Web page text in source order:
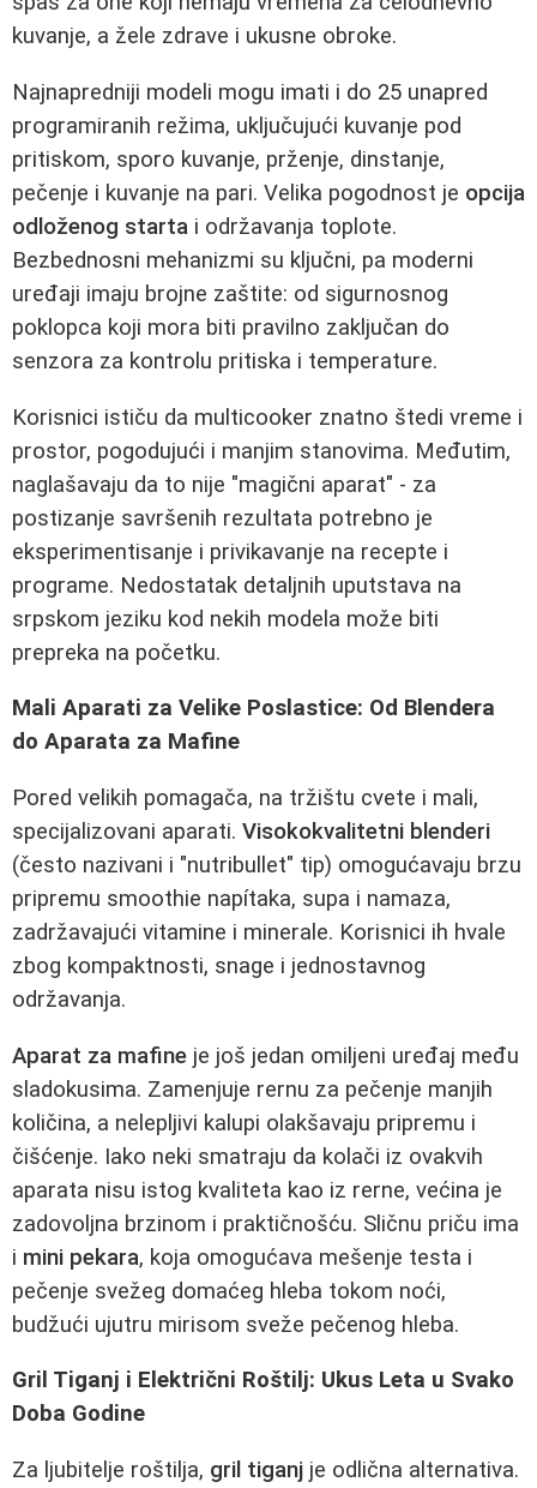
kuvanje, a žele zdrave i ukusne obroke.
Najnapredniji modeli mogu imati i do 25 unapred
programiranih režima, uključujući kuvanje pod
pritiskom, sporo kuvanje, prženje, dinstanje,
pečenje i kuvanje na pari. Velika pogodnost je opcija
odloženog starta i održavanja toplote.
Bezbednosni mehanizmi su ključni, pa moderni
uređaji imaju brojne zaštite: od sigurnosnog
poklopca koji mora biti pravilno zaključan do
senzora za kontrolu pritiska i temperature.
Korisnici ističu da multicooker znatno štedi vreme i
prostor, pogodujući i manjim stanovima. Međutim,
naglašavaju da to nije "magični aparat" - za
postizanje savršenih rezultata potrebno je
eksperimentisanje i privikavanje na recepte i
programe. Nedostatak detaljnih uputstava na
srpskom jeziku kod nekih modela može biti
prepreka na početku.
Mali Aparati za Velike Poslastice: Od Blendera
do Aparata za Mafine
Pored velikih pomagača, na tržištu cvete i mali,
specijalizovani aparati. Visokokvalitetni blenderi
(često nazivani i "nutribullet" tip) omogućavaju brzu
pripremu smoothie napítaka, supa i namaza,
zadržavajući vitamine i minerale. Korisnici ih hvale
zbog kompaktnosti, snage i jednostavnog
održavanja.
Aparat za mafine je još jedan omiljeni uređaj među
sladokusima. Zamenjuje rernu za pečenje manjih
količina, a nelepljivi kalupi olakšavaju pripremu i
čišćenje. Iako neki smatraju da kolači iz ovakvih
aparata nisu istog kvaliteta kao iz rerne, većina je
zadovoljna brzinom i praktičnošću. Sličnu priču ima
i mini pekara, koja omogućava mešenje testa i
pečenje svežeg domaćeg hleba tokom noći,
budžući ujutru mirisom sveže pečenog hleba.
Gril Tiganj i Električni Roštilj: Ukus Leta u Svako
Doba Godine
Za ljubitelje roštilja, gril tiganj je odlična alternativa.